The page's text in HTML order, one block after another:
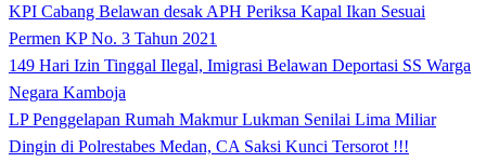
KPI Cabang Belawan desak APH Periksa Kapal Ikan Sesuai
Permen KP No. 3 Tahun 2021
149 Hari Izin Tinggal Ilegal, Imigrasi Belawan Deportasi SS Warga
Negara Kamboja
LP Penggelapan Rumah Makmur Lukman Senilai Lima Miliar
Dingin di Polrestabes Medan, CA Saksi Kunci Tersorot !!!